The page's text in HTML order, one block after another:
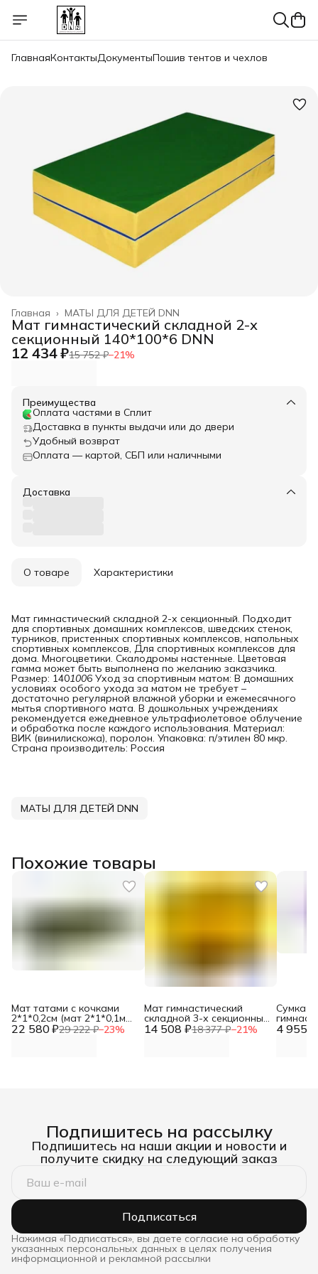
ГлавнаяКонтактыДокументыПошив тентов и чехлов
МАТЫ ДЛЯ ДЕТЕЙ DNN
Главная ›
Мат гимнастический складной 2-х
секционный 140*100*6 DNN
12 434 ₽15 752 ₽−21%
Преимущества
Оплата частями в Сплит
Доставка в пункты выдачи или до двери
Удобный возврат
Оплата — картой, СБП или наличными
Доставка
О товаре Характеристики
Мат гимнастический складной 2-х секционный. Подходит
для спортивных домашних комплексов, шведских стенок,
турников, пристенных спортивных комплексов, напольных
спортивных комплексов, Для спортивных комплексов для
дома. Многоцветики. Скалодромы настенные. Цветовая
гамма может быть выполнена по желанию заказчика.
Размер: 1401006 Уход за спортивным матом: В домашних
условиях особого ухода за матом не требует –
достаточно регулярной влажной уборки и ежемесячного
мытья спортивного мата. В дошкольных учреждениях
рекомендуется ежедневное ультрафиолетовое облучение
и обработка после каждого использования. Материал:
ВИК (винилискожа), поролон. Упаковка: п/этилен 80 мкр.
Страна производитель: Россия
МАТЫ ДЛЯ ДЕТЕЙ DNN
Похожие товары
22 580 ₽29 222 ₽−23%
Мат татами с кочками
2*1*0,2см (мат 2*1*0,1м
полуцилиндр 14 508 ₽18 377 ₽−21%
Мат гимнастический
складной 3-х секционный
150*100*10 DNN 4 955 ₽
Сумка
Подпишитесь на рассылку
Подпишитесь на наши акции и новости и
получите скидку на следующий заказ
Подписаться
Нажимая «Подписаться», вы даете согласие на обработку
указанных персональных данных в целях получения
информационной и рекламной рассылки